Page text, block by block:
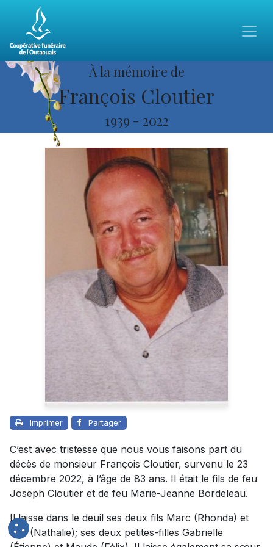
À la mémoire de
François Cloutier
1939 - 2022
Imprimer Partager
C’est avec tristesse que nous vous faisons part du
décès de monsieur François Cloutier, survenu le 23
décembre 2022, à l’âge de 83 ans. Il était le fils de feu
Joseph Cloutier et de feu Marie-Jeanne Bordeleau.
Il laisse dans le deuil ses deux fils Marc (Rhonda) et
Luc (Nathalie); ses deux petites-filles Gabrielle